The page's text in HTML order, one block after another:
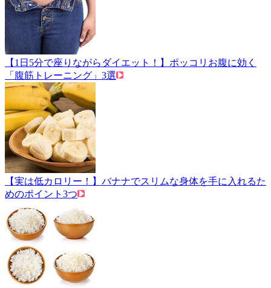
【1日5分で座りながらダイエット！】ポッコリお腹に効く
「腹筋トレーニング」3選
【実は低カロリー！】バナナでスリムな身体を手に入れるた
めのポイント3つ